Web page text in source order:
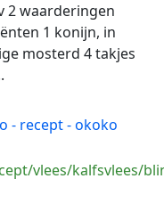
2 waarderingen
1 konijn, in
mosterd 4 takjes
- recept - okoko
vlees/kalfsvlees/